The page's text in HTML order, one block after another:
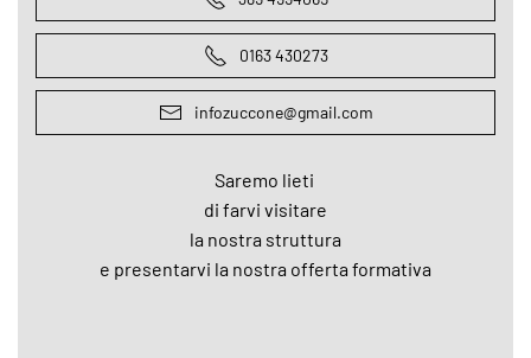
0163 430273
infozuccone@gmail.com
Saremo lieti
di farvi visitare
la nostra struttura
e presentarvi la nostra offerta formativa